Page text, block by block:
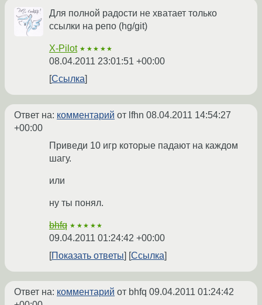
Для полной радости не хватает только
ссылки на репо (hg/git)
X-Pilot ★★★★★
08.04.2011 23:01:51 +00:00
Ссылка
Ответ на: комментарий от lfhn 08.04.2011 14:54:27
+00:00
Приведи 10 игр которые падают на каждом
шагу.
или
ну ты понял.
bhfq ★★★★★
09.04.2011 01:24:42 +00:00
Показать ответы
Ссылка
Ответ на: комментарий от bhfq 09.04.2011 01:24:42